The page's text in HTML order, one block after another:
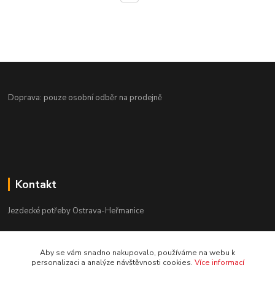
Doprava: pouze osobní odběr na prodejně
Kontakt
Jezdecké potřeby Ostrava-Heřmanice
Po-Pá 9:30 - 17:30
Aby se vám snadno nakupovalo, používáme na webu k
personalizaci a analýze návštěvnosti cookies. Více informací